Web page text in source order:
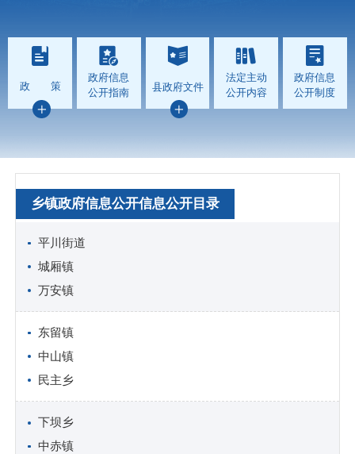
政 策
政府信息
公开指南
县政府文件
法定主动
公开内容
政府信息
公开制度
乡镇政府信息公开信息公开目录
平川街道
城厢镇
万安镇
东留镇
中山镇
民主乡
下坝乡
中赤镇